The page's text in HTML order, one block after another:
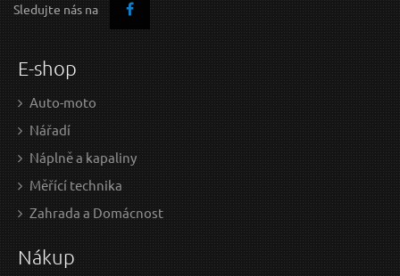
Sledujte nás na
E-shop
Auto-moto
Nářadí
Náplně a kapaliny
Měřící technika
Zahrada a Domácnost
Nákup